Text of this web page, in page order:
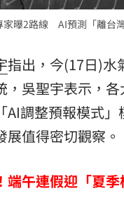
宙」職涯論壇9/12
跨海追星吃美食！
曝2路線 AI預測「離台
指出，今(17日)水
，吳聖宇表示，
AI調整預報模式
展值得密切觀察。
午連假迎「夏季